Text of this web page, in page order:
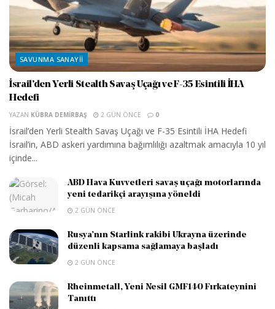
SAVUNMA SANAYII
İsrail’den Yerli Stealth Savaş Uçağı ve F-35 Esintili İHA
Hedefi
YAZAN KÜBRA DEMIRBAŞ 2 GÜN ÖNCE 0
İsrail’den Yerli Stealth Savaş Uçağı ve F-35 Esintili İHA Hedefi
İsrail’in, ABD askeri yardımına bağımlılığı azaltmak amacıyla 10 yıl
içinde...
ABD Hava Kuvvetleri savaş uçağı motorlarında
yeni tedarikçi arayışına yöneldi
2 GÜN ÖNCE
Rusya’nın Starlink rakibi Ukrayna üzerinde
düzenli kapsama sağlamaya başladı
2 GÜN ÖNCE
Rheinmetall, Yeni Nesil GMF140 Fırkateynini
Tanıttı